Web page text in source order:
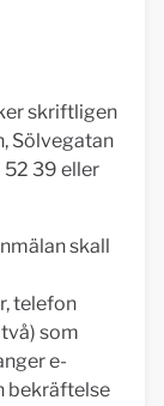
skriftligen
Sölvegatan
52 39 eller
skall
telefon
som
e-
bekräftelse